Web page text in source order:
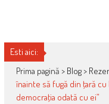
Esti aici:
Prima pagină > Blog>
înainte să fugă din ţară
democraţia odată cu ei”